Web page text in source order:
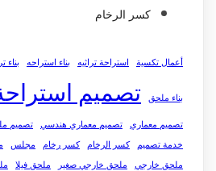
كسر الرخام
أعمال تكسية استراحة تراثيه بناء استراحه بناء
بناء ملحق تصميم
تصميم معماري تصميم معماري هندسي تصميم
خدمة تصميم كسر الرخام كسر رخام مجلس
ملحق خارجي ملحق خارجي صغير ملحق فيلا